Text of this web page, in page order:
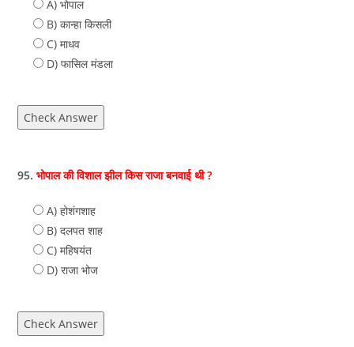
A) भोपाल
B) कान्हा किसली
C) माधव
D) फासिल मंडला
Check Answer
95.भोपाल की विशाल झील किस राजा बनवाई थी ?
A) होशंगशाह
B) दलपत शाह
C) महिषयंत
D) राजा भोज
Check Answer